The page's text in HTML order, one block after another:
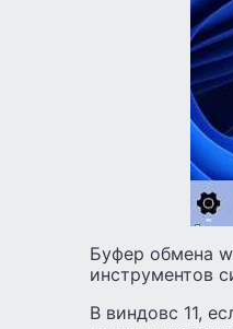
Буфер обмена
инструментов
В виндовс 11,